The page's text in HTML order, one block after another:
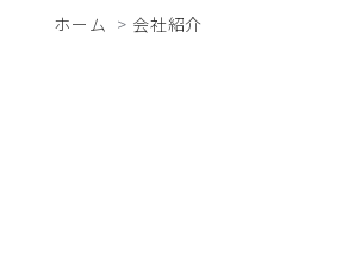
ホーム 会社紹介